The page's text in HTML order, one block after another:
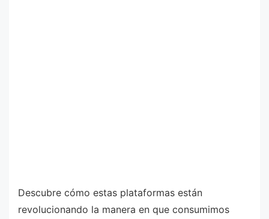
Descubre cómo estas plataformas están
revolucionando la manera en que consumimos